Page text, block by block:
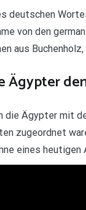
deutschen
von den
aus
Ägypter
die Ägypter mit
zugeordnet
eines